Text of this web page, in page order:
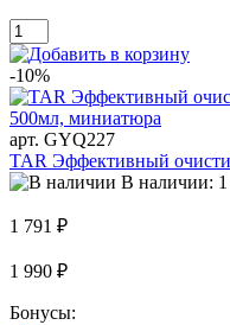
-10%
арт. GYQ227
TAR Эффективный
В наличии:
1 791 ₽
1 990 ₽
Бонусы: